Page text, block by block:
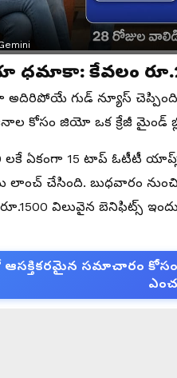
కేవలం
గుడ్ న్యూస్ చెప్పింది.
కోసం జియో ఒక క్రేజీ మైండ్
లకే ఏకంగా 15 టాప్ ఓటీటీ
లాంచ్ చేసింది. బుధవారం
విలువైన బెనిఫిట్స్
ఆసక్తికరమైన సమాచారం